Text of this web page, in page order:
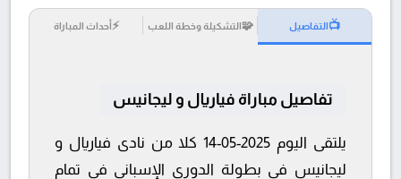
📺التفاصيل 🧩التشكيلة وخطة اللعب ⚡أحداث المباراة
تفاصيل مباراة فياريال و ليجانيس
يلتقى اليوم 2025-05-14 كلا من نادى فياريال و
ليجانيس فى بطولة الدوري الإسباني فى تمام